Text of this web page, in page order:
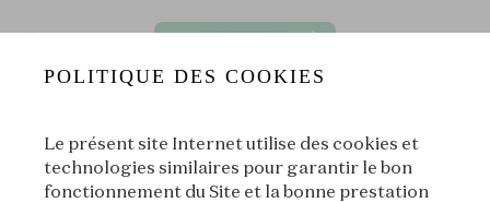
POLITIQUE DES COOKIES
Le présent site Internet utilise des cookies et
technologies similaires pour garantir le bon
fonctionnement du Site et la bonne prestation